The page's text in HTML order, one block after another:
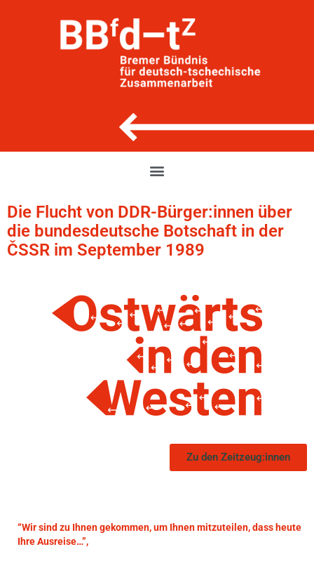
Die Flucht von DDR-Bürger:innen über
die bundesdeutsche Botschaft in der
ČSSR im September 1989
Zu den Zeitzeug:innen
“Wir sind zu Ihnen gekommen, um Ihnen mitzuteilen, dass heute
Ihre Ausreise…”,